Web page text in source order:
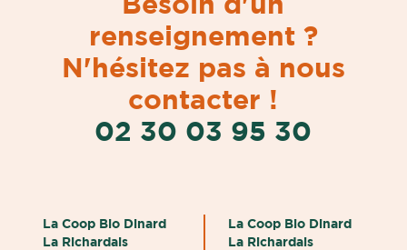
renseignement ?
N'hésitez pas à nous
contacter !
02 30 03 95 30
La Coop Bio Dinard
La Richardais
La Coop Bio Dinard
La Richardais